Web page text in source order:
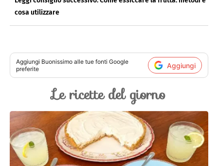
cosa utilizzare
Aggiungi Buonissimo alle tue fonti Google
preferite
Aggiungi
Le ricette del giorno